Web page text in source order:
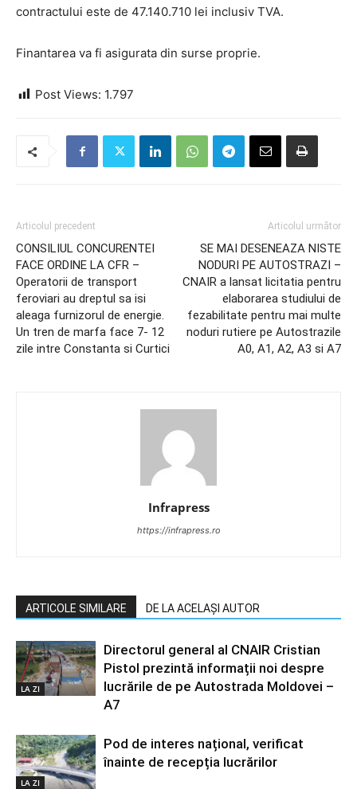
contractului este de 47.140.710 lei inclusiv TVA.
Finantarea va fi asigurata din surse proprie.
Post Views: 1.797
Articolul precedent
CONSILIUL CONCURENTEI
FACE ORDINE LA CFR –
Operatorii de transport
feroviari au dreptul sa isi
aleaga furnizorul de energie.
Un tren de marfa face 7- 12
zile intre Constanta si Curtici
Articolul următor
SE MAI DESENEAZA NISTE
NODURI PE AUTOSTRAZI –
CNAIR a lansat licitatia pentru
elaborarea studiului de
fezabilitate pentru mai multe
noduri rutiere pe Autostrazile
A0, A1, A2, A3 si A7
Infrapress
https://infrapress.ro
ARTICOLE SIMILARE DE LA ACELAȘI AUTOR
LA ZI
Directorul general al CNAIR Cristian
Pistol prezintă informații noi despre
lucrările de pe Autostrada Moldovei –
A7
LA ZI
Pod de interes național, verificat
înainte de recepția lucrărilor